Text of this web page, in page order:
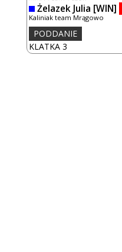
Żelazek Julia [WIN]
Kaliniak team Mrągowo
KLATKA 3
PODDANIE